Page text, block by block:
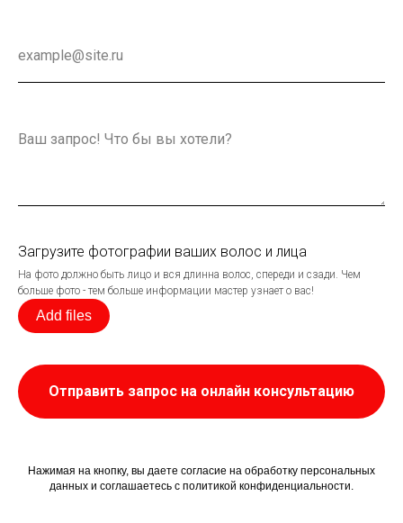
Загрузите фотографии ваших волос и лица
На фото должно быть лицо и вся длинна волос, спереди и сзади. Чем
больше фото - тем больше информации мастер узнает о вас!
Add files
Отправить запрос на онлайн консультацию
Нажимая на кнопку, вы даете согласие на обработку персональных
данных и соглашаетесь c политикой конфиденциальности.